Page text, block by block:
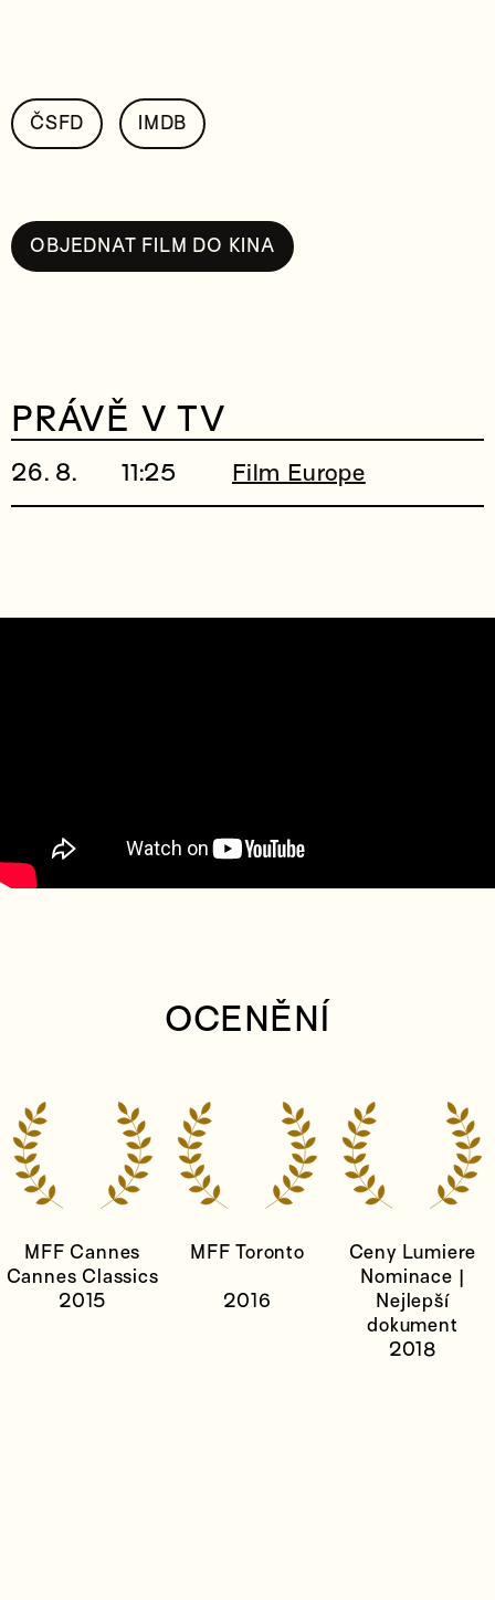
ČSFD IMDB
OBJEDNAT FILM DO KINA
PRÁVĚ V TV
26. 8. 11:25 Film Europe
OCENĚNÍ
MFF Cannes
Cannes Classics
2015
MFF Toronto
2016
Ceny Lumiere
Nominace |
Nejlepší
dokument
2018